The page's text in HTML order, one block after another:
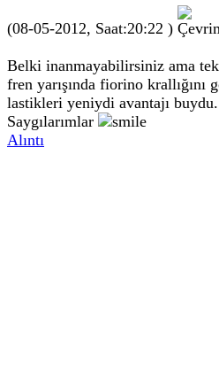
(08-05-2012, Saat:20:22 )
Belki inanmayabilirsiniz ama
fren yarışında fiorino
lastikleri yeniydi avantajı buydu.
Saygılarımlar
Alıntı